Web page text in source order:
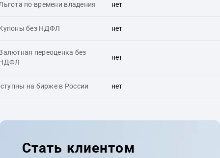
по времени владения нет
без НДФЛ нет
переоценка без
нет
на бирже в России нет
Стать клиентом